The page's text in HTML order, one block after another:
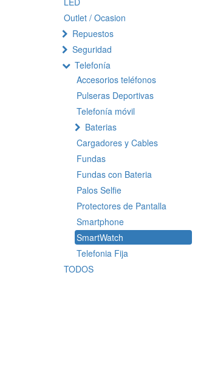
Outlet / Ocasion
Repuestos
Seguridad
Telefonía
Accesorios teléfonos
Pulseras Deportivas
Telefonía móvil
Baterias
Cargadores y Cables
Fundas
Fundas con Bateria
Palos Selfie
Protectores de Pantalla
Smartphone
SmartWatch
Telefonia Fija
TODOS